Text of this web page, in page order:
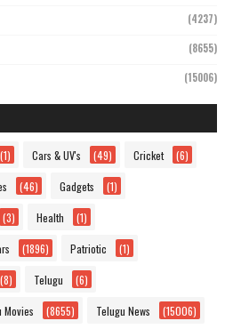
(4237)
(8655)
(15006)
(1) Cars & UV's (49) Cricket (6)
(46) Gadgets (1)
(3) Health (1)
(1896) Patriotic (1)
(8) Telugu (6)
Movies (8655) Telugu News (15006)